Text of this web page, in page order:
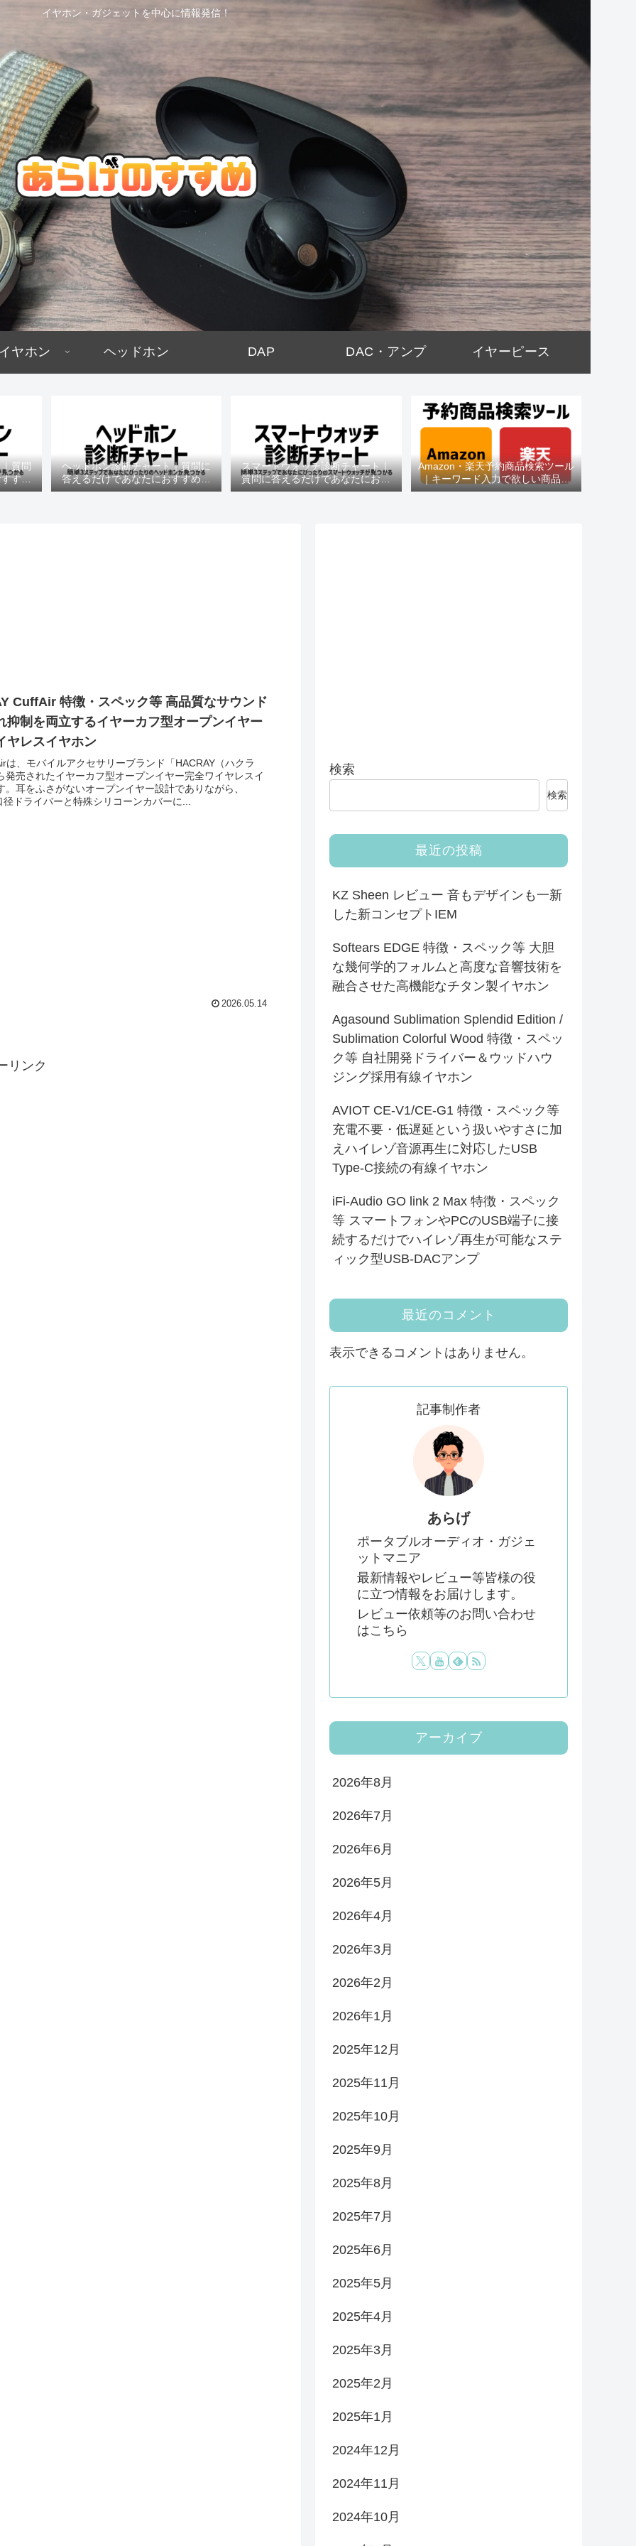
イヤホン・ガジェットを中心に情報発信！
ヤホン ヘッドホン DAP DAC・アンプ イヤーピース
質問
すめ
ヘッドホン診断チャート｜質問に
答えるだけであなたにおすすめの
機種がわかる
スマートウォッチ診断チャート｜
質問に答えるだけであなたにおす
すめの機種がわかる
Amazon・楽天予約商品検索ツール
｜キーワード入力で欲しい商品を
即チェック
CuffAir 特徴・スペック等 高品質なサウンド
抑制を両立するイヤーカフ型オープンイヤー
ヤレスイヤホン
は、モバイルアクセサリーブランド「HACRAY（ハクラ
発売されたイヤーカフ型オープンイヤー完全ワイヤレスイ
。耳をふさがないオープンイヤー設計でありながら、
ドライバーと特殊シリコーンカバーに...
2026.05.14
リンク
検索
検索
最近の投稿
KZ Sheen レビュー 音もデザインも一新
した新コンセプトIEM
Softears EDGE 特徴・スペック等 大胆
な幾何学的フォルムと高度な音響技術を
融合させた高機能なチタン製イヤホン
Agasound Sublimation Splendid Edition /
Sublimation Colorful Wood 特徴・スペッ
ク等 自社開発ドライバー＆ウッドハウ
ジング採用有線イヤホン
AVIOT CE-V1/CE-G1 特徴・スペック等
充電不要・低遅延という扱いやすさに加
えハイレゾ音源再生に対応したUSB
Type-C接続の有線イヤホン
iFi-Audio GO link 2 Max 特徴・スペック
等 スマートフォンやPCのUSB端子に接
続するだけでハイレゾ再生が可能なステ
ィック型USB-DACアンプ
最近のコメント
表示できるコメントはありません。
記事制作者
あらげ
ポータブルオーディオ・ガジェ
ットマニア
最新情報やレビュー等皆様の役
に立つ情報をお届けします。
レビュー依頼等のお問い合わせ
はこちら
アーカイブ
2026年8月
2026年7月
2026年6月
2026年5月
2026年4月
2026年3月
2026年2月
2026年1月
2025年12月
2025年11月
2025年10月
2025年9月
2025年8月
2025年7月
2025年6月
2025年5月
2025年4月
2025年3月
2025年2月
2025年1月
2024年12月
2024年11月
2024年10月